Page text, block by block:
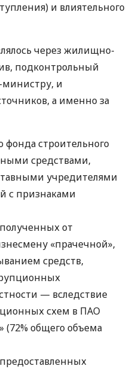
и влиятельного
через жилищно-
подконтрольный
и
а именно за
фонда строительного
средствами,
учредителями
с признаками
от
«прачечной»,
средств,
— вследствие
схем в ПАО
(72% общего объема